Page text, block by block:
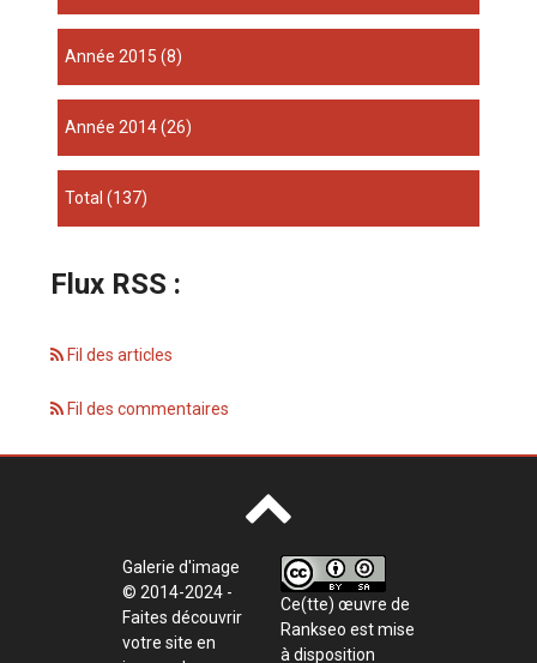
année 2015 (8)
année 2014(26)
total(137)
Flux RSS :
Fil des articles
Fil des commentaires
Galerie d'image
© 2014-2024 -
Faites découvrir
votre site en
Ce(tte) œuvre de
Rankseo est mise
à disposition